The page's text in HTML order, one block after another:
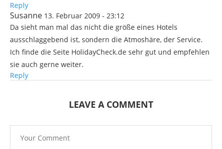
Reply
Susanne 13. Februar 2009 - 23:12
Da sieht man mal das nicht die größe eines Hotels
ausschlaggebend ist, sondern die Atmoshäre, der Service.
Ich finde die Seite HolidayCheck.de sehr gut und empfehlen
sie auch gerne weiter.
Reply
LEAVE A COMMENT